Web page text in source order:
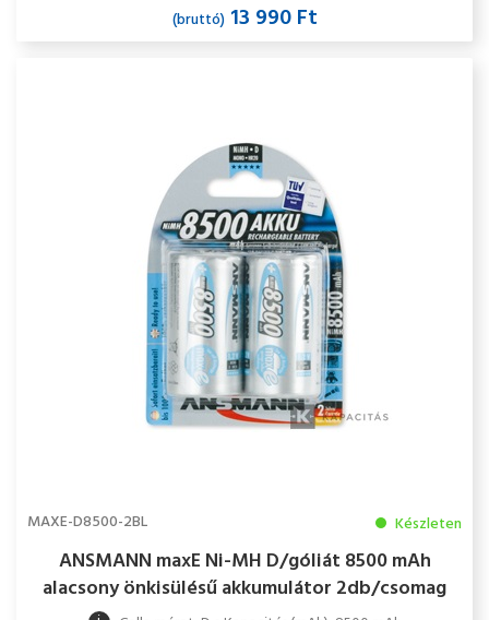
(bruttó)13 990 Ft
MAXE-D8500-2BL Készleten
ANSMANN maxE Ni-MH D/góliát 8500 mAh
alacsony önkisülésű akkumulátor 2db/csomag